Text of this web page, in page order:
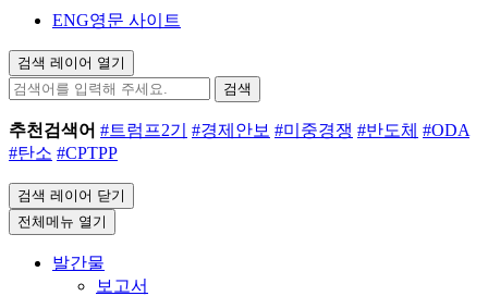
ENG영문 사이트
검색 레이어 열기
검색
추천검색어 #트럼프2기 #경제안보 #미중경쟁 #반도체 #ODA
#탄소 #CPTPP
검색 레이어 닫기
전체메뉴 열기
발간물
보고서